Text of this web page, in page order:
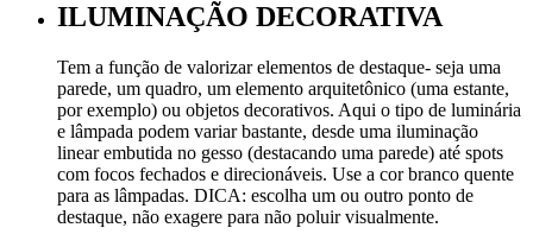
ILUMINAÇÃO DECORATIVA
Tem a função de valorizar elementos de destaque- seja uma
parede, um quadro, um elemento arquitetônico (uma estante,
por exemplo) ou objetos decorativos. Aqui o tipo de luminária
e lâmpada podem variar bastante, desde uma iluminação
linear embutida no gesso (destacando uma parede) até spots
com focos fechados e direcionáveis. Use a cor branco quente
para as lâmpadas. DICA: escolha um ou outro ponto de
destaque, não exagere para não poluir visualmente.